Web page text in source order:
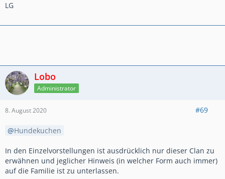
LG
Lobo
Administrator
8. August 2020 #69
Hundekuchen
In den Einzelvorstellungen ist ausdrücklich nur dieser Clan zu
erwähnen und jeglicher Hinweis (in welcher Form auch immer)
auf die Familie ist zu unterlassen.